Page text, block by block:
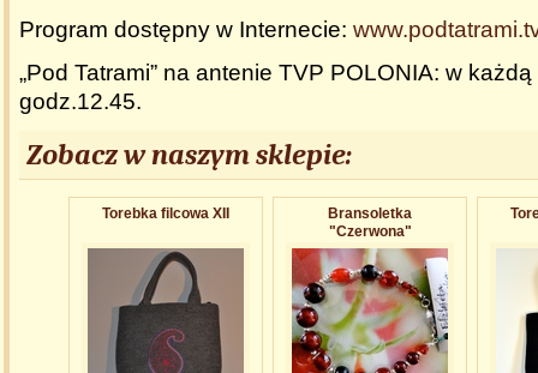
Program dostępny w Internecie:
„Pod Tatrami” na antenie TVP POLONIA: w
godz.12.45.
Zobacz w naszym sklepie:
Torebka filcowa XII
Bransoletka
"Czerwona"